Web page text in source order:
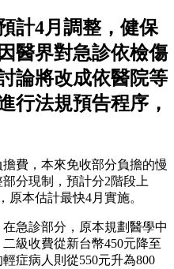
計4月調整，健保
醫界對急診依檢傷
論將改成依醫院等
行法規預告程序，
費，本來免收部分負擔的慢
分現制，預計分2階段上
原本估計最快4月實施。
急診部分，原本規劃醫學中
級收費從新台幣450元降至
症病人則從550元升為800